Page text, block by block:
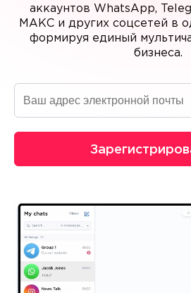
аккаунтов WhatsApp,
МАКС и других соцсетей в
формируя единый
бизнеса.